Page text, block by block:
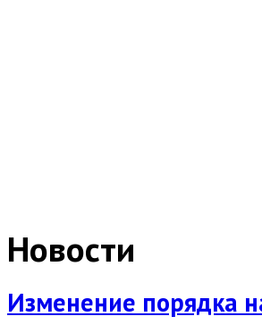
Новости
Изменение порядка